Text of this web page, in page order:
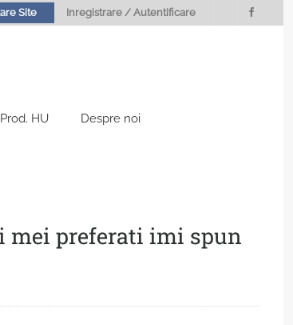
Site Inregistrare / Autentificare
Prod. HU Despre noi
mei preferati imi spun